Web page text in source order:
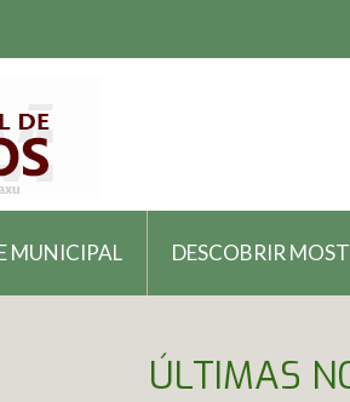
MUNICIPAL DESCOBRIR
ÚLTIMAS